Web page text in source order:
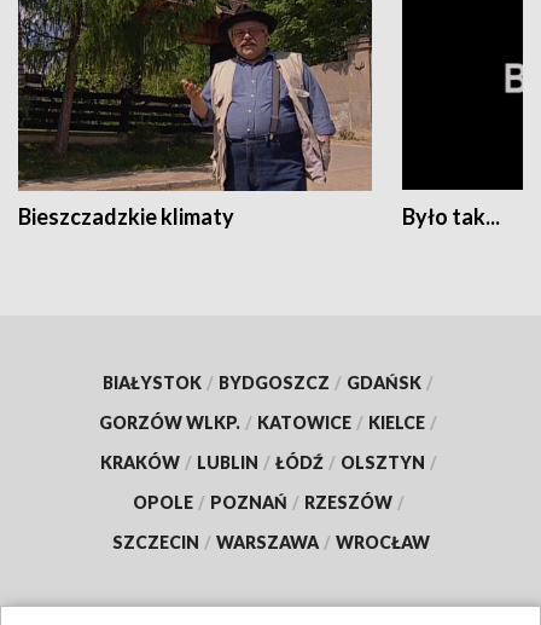
Bieszczadzkie klimaty Było tak...
BIAŁYSTOK / BYDGOSZCZ / GDAŃSK /
GORZÓW WLKP. / KATOWICE / KIELCE /
KRAKÓW / LUBLIN / ŁÓDŹ / OLSZTYN /
OPOLE / POZNAŃ / RZESZÓW /
SZCZECIN / WARSZAWA / WROCŁAW